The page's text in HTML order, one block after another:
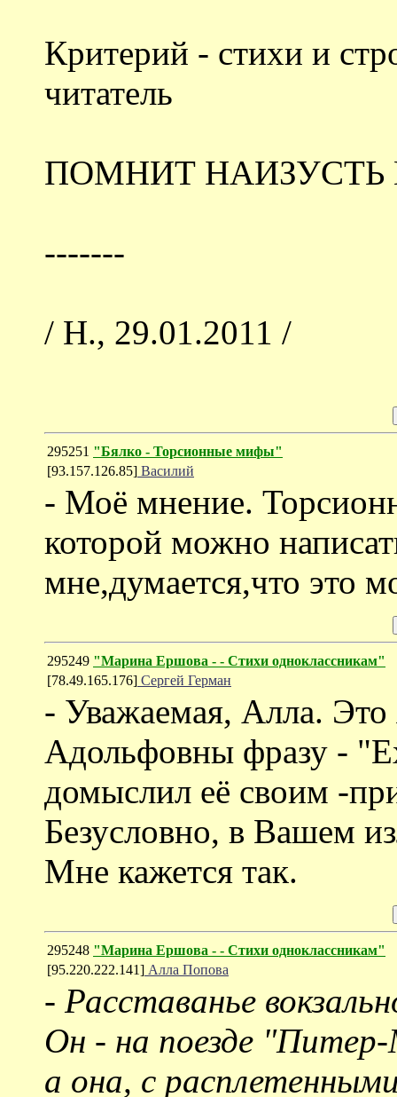
Критерий - стихи и
читатель
ПОМНИТ НАИЗУСТЬ
-------
/ Н., 29.01.2011 /
295251 "Бялко - Торсионные мифы"
[93.157.126.85] Василий
- Моё мнение.
которой можно
мне,думается,что это
295249 "Марина Ершова - - Стихи одноклассникам"
[78.49.165.176] Сергей Герман
- Уважаемая, Алла.
Адольфовны фразу -
домыслил её своим -
Безусловно, в Вашем
Мне кажется так.
295248 "Марина Ершова - - Стихи одноклассникам"
[95.220.222.141] Алла Попова
- Расставанье
Он - на поезде
а она, с